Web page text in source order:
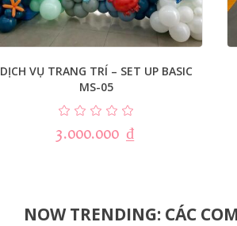
DỊCH VỤ TRANG TRÍ – SET UP BASIC
MS-05
3.000.000 ₫
NOW TRENDING: CÁC